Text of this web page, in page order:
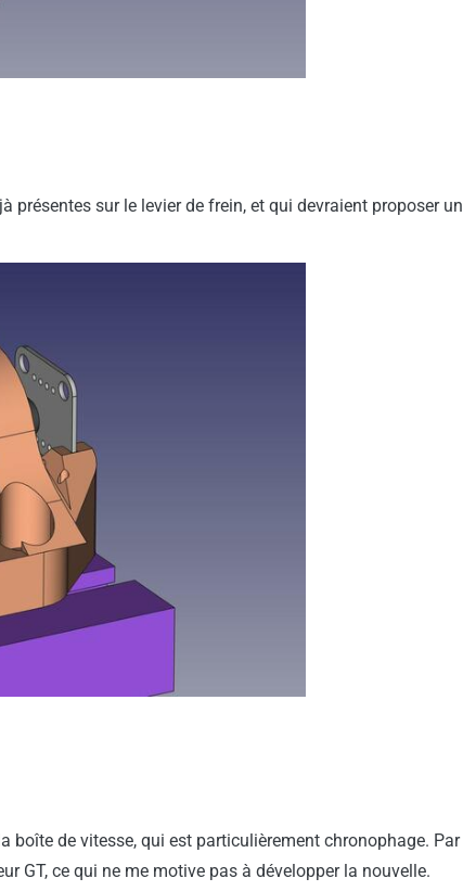
présentes sur le levier de frein, et qui devraient proposer un
boîte de vitesse, qui est particulièrement chronophage. Par
GT, ce qui ne me motive pas à développer la nouvelle.